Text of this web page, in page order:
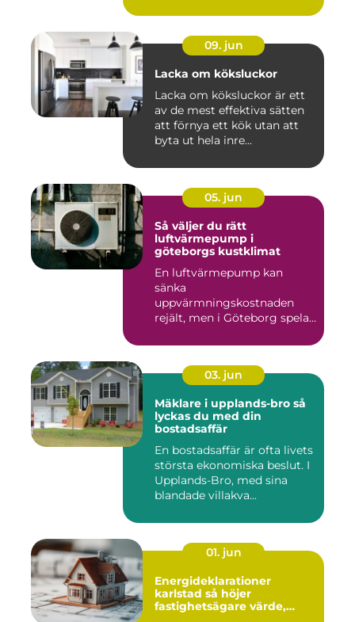
09. jun
Lacka om köksluckor
Lacka om köksluckor är ett
av de mest effektiva sätten
att förnya ett kök utan att
byta ut hela inre...
05. jun
Så väljer du rätt
luftvärmepump i
göteborgs kustklimat
En luftvärmepump kan
sänka
uppvärmningskostnaden
rejält, men i Göteborg spelar
03. jun
Mäklare i upplands-bro så
lyckas du med din
bostadsaffär
En bostadsaffär är ofta livets
största ekonomiska beslut. I
Upplands-Bro, med sina
blandade villakva...
01. jun
Energideklarationer
karlstad så höjer
fastighetsägare värde,